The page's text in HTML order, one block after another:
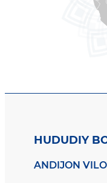
HUDUDIY
ANDIJON